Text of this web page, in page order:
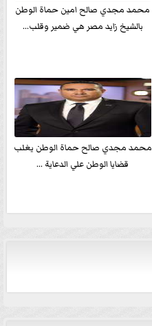
محمد مجدي صالح امين حماة الوطن
بالشيخ زايد مصر هي ضمير وقلب...
محمد مجدي صالح حماة الوطن يغلب
قضايا الوطن علي الدعاية ...